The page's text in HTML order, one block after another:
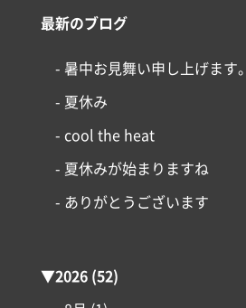
最新のブログ
- 暑中お見舞い申し上げます。
- 夏休み
- cool the heat
- 夏休みが始まりますね
- ありがとうございます
▼2026(52)